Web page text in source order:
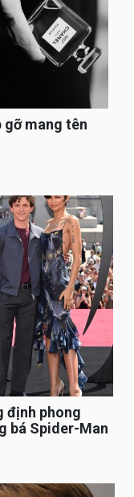
gỡ mang tên
định phong
bá Spider-Man